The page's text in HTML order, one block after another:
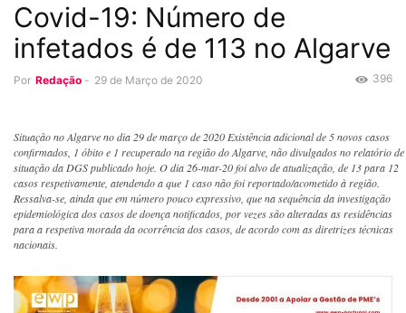
Covid-19: Número de
infetados é de 113 no Algarve
Por Redação - 29 de Março de 2020 396
Situação no Algarve no dia 29 de março de 2020 Existência adicional de 5 novos casos
confirmados, 1 óbito e 1 recuperado na região do Algarve, não divulgados no relatório de
situação da DGS publicado hoje. O dia 26-mar-20 foi alvo de atualização, de 13 para 12
casos respetivamente, atendendo a que 1 caso não foi reportado/acometido à região.
Ressalva-se, ainda que em número pouco expressivo, que na sequência da investigação
epidemiológica dos casos de doença notificados, por vezes são alteradas as residências
para a respetiva morada da ocorrência dos casos, de acordo com as diretrizes técnicas
nacionais.